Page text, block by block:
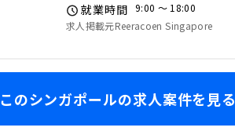
就業時間 9:00 〜 18:00
求人掲載元Reeracoen Singapore
このシンガポールの求人案件を見る